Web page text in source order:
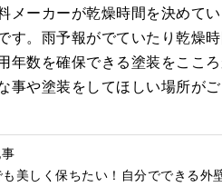
メーカーが乾燥時間を決めて
す。雨予報がでていたり乾燥
年数を確保できる塗装をここ
事や塗装をしてほしい場所が
美しく保ちたい！自分でできる外